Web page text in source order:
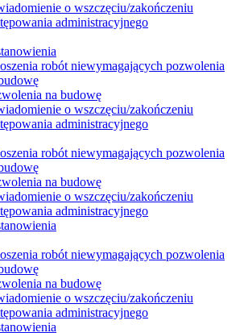
o wszczęciu/zakończeniu
administracyjnego
robót niewymagających pozwolenia
na budowę
o wszczęciu/zakończeniu
administracyjnego
robót niewymagających pozwolenia
na budowę
o wszczęciu/zakończeniu
administracyjnego
robót niewymagających pozwolenia
na budowę
o wszczęciu/zakończeniu
administracyjnego